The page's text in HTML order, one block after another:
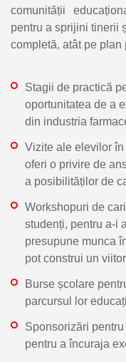
comunității
pentru a sprijini tinerii
completă, atât pe
Stagii de practică
oportunitatea de a
din industria
Vizite ale elevilor în
oferi o privire de
a posibilităților de
Workshopuri de
studenți, pentru a-i
presupune munca
pot construi un
Burse școlare
parcursul lor
Sponsorizări
pentru a încuraja